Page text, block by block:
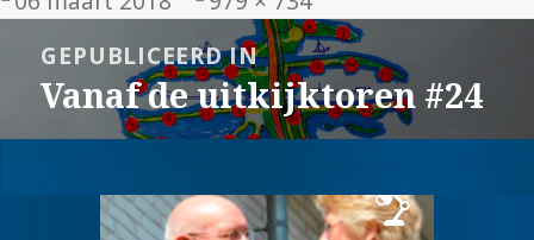
grootte
navigatieGEPUBLICEERD IN
Vanaf de uitkijktoren #24